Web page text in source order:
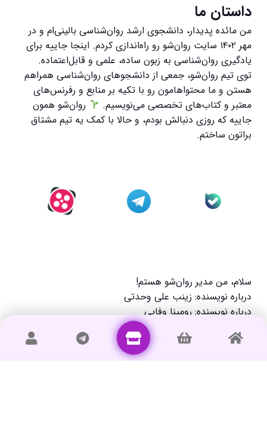
داستان ما
من مائده پدیدار، دانشجوی ارشد روان‌شناسی بالینی‌ام و در
مهر ۱۴۰۲ سایت روان‌شو رو راه‌اندازی کردم. اینجا جاییه برای
یادگیری روان‌شناسی به زبون ساده، علمی و قابل‌اعتماده.
توی تیم روان‌شو، جمعی از دانشجوهای روان‌شناسی همراهم
هستن و ما محتواهامون رو با تکیه بر منابع و رفرنس‌های
معتبر و کتاب‌های تخصصی می‌نویسیم.
روان‌شو همون
جاییه که روزی دنبالش بودم، و حالا با کمک یه تیم مشتاق
براتون ساختم.
سلام، من مدیر روان‌شو هستم!
درباره نویسنده: زینب علی وحدتی
درباره نویسنده: رومینا وفایی
درباره نویسنده: عسل اسماعیلی
راهنمای خرید و دانلود